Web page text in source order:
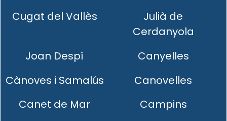
Cugat del Vallès
Julià de
Cerdanyola
Joan Despí
Canyelles
Cànoves i Samalús
Canovelles
Canet de Mar
Campins